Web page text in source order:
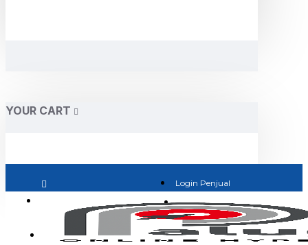
YOUR CART
Login Penjual
Jadi Penjual